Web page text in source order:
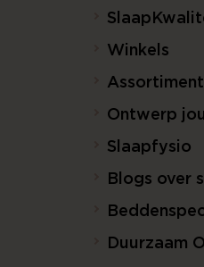
Winkels
Assortiment
Ontwerp
Slaapfysio
Blogs over
Duurzaam